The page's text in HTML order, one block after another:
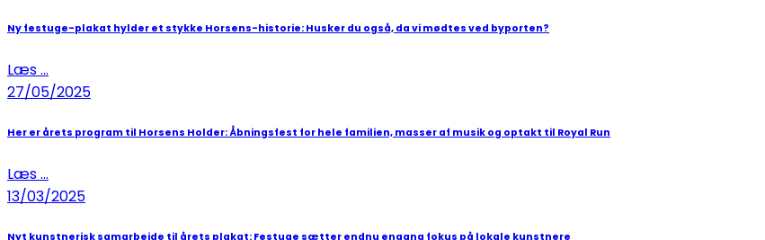
Ny festuge-plakat hylder et stykke Horsens-historie: Husker du også, da vi mødtes ved byporten?
Læs ...
27/05/2025
Her er årets program til Horsens Holder: Åbningsfest for hele familien, masser af musik og optakt til Royal Run
Læs ...
13/03/2025
Nyt kunstnerisk samarbejde til årets plakat: Festuge sætter endnu engang fokus på lokale kunstnere